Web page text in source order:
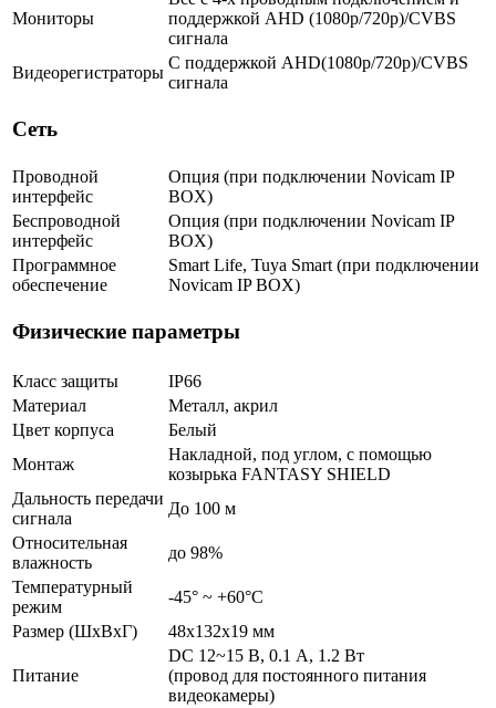
Мониторы
поддержкой AHD (1080p/720p)/CVBS
сигнала
Видеорегистраторы
С поддержкой AHD(1080p/720p)/CVBS
сигнала
Сеть
Проводной
интерфейс
Опция (при подключении Novicam IP
BOX)
Беспроводной
интерфейс
Опция (при подключении Novicam IP
BOX)
Программное
обеспечение
Smart Life, Tuya Smart (при подключении
Novicam IP BOX)
Физические параметры
Класс защиты
IP66
Материал
Металл, акрил
Цвет корпуса
Белый
Монтаж
Накладной, под углом, c помощью
козырька FANTASY SHIELD
Дальность передачи
сигнала
До 100 м
Относительная
влажность
до 98%
Температурный
режим
-45° ~ +60°С
Размер (ШxВxГ)
48x132x19 мм
Питание
DC 12~15 В, 0.1 А, 1.2 Вт
(провод для постоянного питания
видеокамеры)